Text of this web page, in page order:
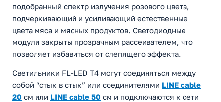
подобранный спектр излучения розового цвета,
подчеркивающий и усиливающий естественные
цвета мяса и мясных продуктов. Светодиодные
модули закрыты прозрачным рассеивателем, что
позволяет избавиться от слепящего эффекта.
Светильники FL-LED T4 могут соединяться между
собой “стык в стык” или соединителями LINE cable
20 см или LINE cable 50 см и подключаются к сети